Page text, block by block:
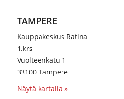
TAMPERE
Kauppakeskus Ratina
1.krs
Vuolteenkatu 1
33100 Tampere
Näytä kartalla »